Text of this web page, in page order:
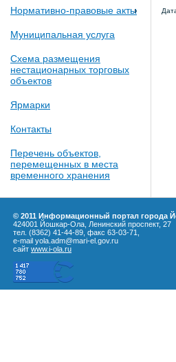
Нормативно-правовые акты
Муниципальная услуга
Схема размещения
нестационарных торговых
объектов
Ярмарки
Контакты
Перечень объектов,
перемещенных в места
временного хранения
© 2011 Информационный портал города
424001 Йошкар-Ола, Ленинский проспект, 27
тел. (8362) 41-44-89, факс 63-03-71,
e-mail yola.adm@mari-el.gov.ru
сайт www.i-ola.ru